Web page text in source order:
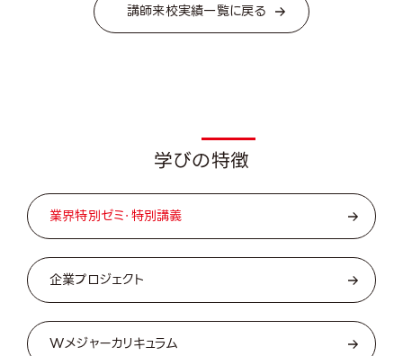
講師来校実績一覧に戻る
学びの特徴
業界特別ゼミ・特別講義
企業プロジェクト
Wメジャーカリキュラム